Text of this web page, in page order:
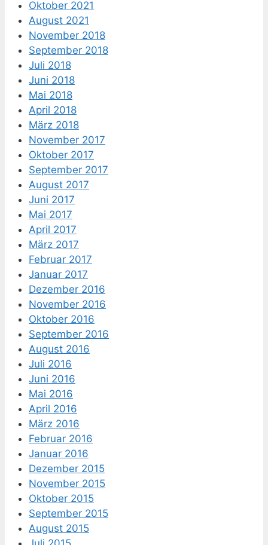
Oktober 2021
August 2021
November 2018
September 2018
Juli 2018
Juni 2018
Mai 2018
April 2018
März 2018
November 2017
Oktober 2017
September 2017
August 2017
Juni 2017
Mai 2017
April 2017
März 2017
Februar 2017
Januar 2017
Dezember 2016
November 2016
Oktober 2016
September 2016
August 2016
Juli 2016
Juni 2016
Mai 2016
April 2016
März 2016
Februar 2016
Januar 2016
Dezember 2015
November 2015
Oktober 2015
September 2015
August 2015